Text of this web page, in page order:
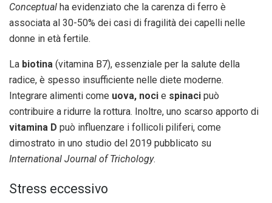
Conceptual ha evidenziato che la carenza di ferro è
associata al 30-50% dei casi di fragilità dei capelli nelle
donne in età fertile.
La biotina (vitamina B7), essenziale per la salute della
radice, è spesso insufficiente nelle diete moderne.
Integrare alimenti come uova, noci e spinaci può
contribuire a ridurre la rottura. Inoltre, uno scarso apporto di
vitamina D può influenzare i follicoli piliferi, come
dimostrato in uno studio del 2019 pubblicato su
International Journal of Trichology.
Stress eccessivo